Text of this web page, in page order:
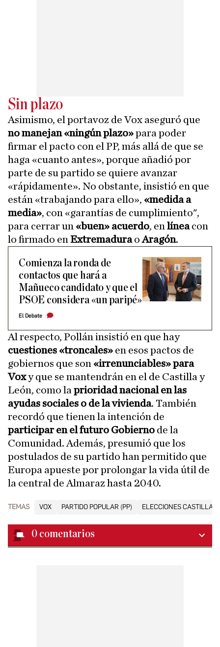
Sin plazo
Asimismo, el portavoz de Vox aseguró que
no manejan «ningún plazo»para poder
firmar el pacto con el PP, más allá de que se
haga «cuanto antes», porque añadió por
parte de su partido se quiere avanzar
«rápidamente». No obstante, insistió en que
están «trabajando para ello», «medida a
media», con «garantías de cumplimiento",
para cerrar un «buen» acuerdo, en líneacon
lo firmado en ExtremaduraoAragón.
Comienza la ronda de
contactos que hará a
Mañueco candidato y que el
PSOE considera «un paripé»
El Debate
Al respecto, Pollán insistió en que hay
cuestiones «troncales» en esos pactos de
gobiernos que son «irrenunciables» para
Voxy que se mantendrán en el de Castilla y
León, como la prioridad nacional en las
ayudas sociales o de la vivienda. También
recordó que tienen la intención de
participar en el futuro Gobierno de la
Comunidad. Además, presumió que los
postulados de su partido han permitido que
Europa apueste por prolongar la vida útil de
la central de Almaraz hasta 2040.
TEMAS VOX PARTIDO POPULAR (PP) ELECCIONES CASTILLA
0 comentarios